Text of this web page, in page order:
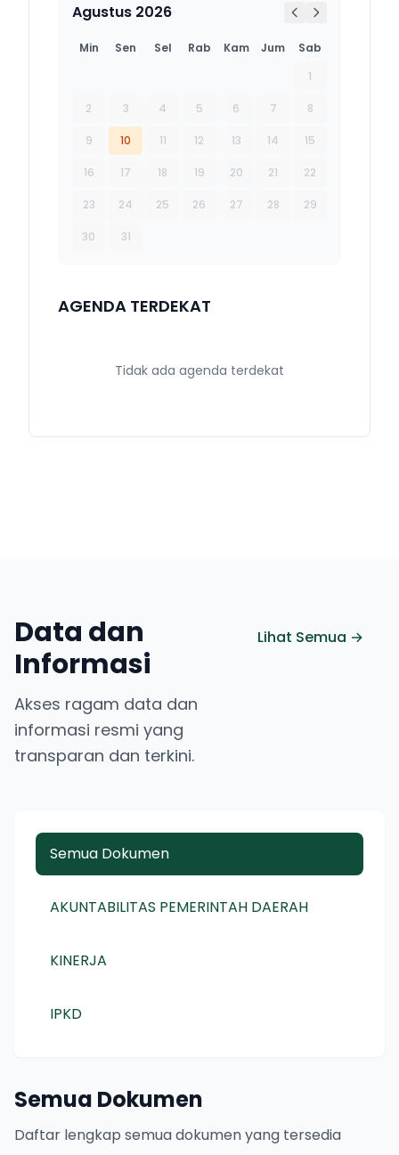
Agustus 2026
Min Sen Sel Rab Kam Jum
Sab
1
2 3 4 5 6 7 8
9 10 11 12 13 14 15
16 17 18 19 20 21 22
23 24 25 26 27 28 29
30 31
AGENDA TERDEKAT
Tidak ada agenda terdekat
Data dan
Informasi
Akses ragam data dan
informasi resmi yang
transparan dan terkini.
Lihat Semua →
Semua Dokumen
AKUNTABILITAS PEMERINTAH DAERAH
KINERJA
IPKD
Semua Dokumen
Daftar lengkap semua dokumen yang tersedia